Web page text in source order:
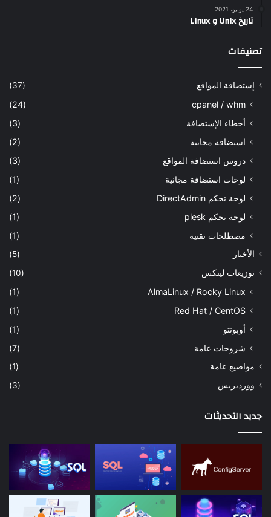
24 يونيو، 2021
تاريخ Unix و Linux
تصنيفات
إستضافة المواقع (37)
cpanel / whm
(24)
أخطاء الإستضافة
(3)
استضافة مجانية
(2)
دروس استضافة المواقع
(3)
لوحات استضافة مجانية
(1)
لوحة تحكم DirectAdmin
(2)
لوحة تحكم plesk
(1)
مصطلحات تقنية
(1)
الأخبار
(5)
توزيعات لينكس
(10)
AlmaLinux / Rocky Linux
(1)
Red Hat / CentOS
(1)
أوبونتو
(1)
شروحات عامة
(7)
مواضيع عامة
(1)
ووردبريس
(3)
جديد التحديثات